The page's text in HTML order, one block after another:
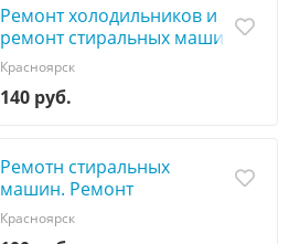
Ремонт холодильников и
ремонт стиральных машин
140 руб.
Красноярск
Ремотн стиральных
машин. Ремонт
холодильников
Красноярск